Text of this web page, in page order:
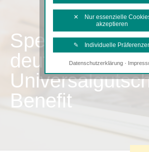
SpenditCard –
Benefit
✕ Nur essenzielle
akzeptieren
✎ Individuelle
Notwendige Cookies
Diese Cookies sind
grundlegende Funktionalität der
zu sichern.
Datenschutzerklärung·